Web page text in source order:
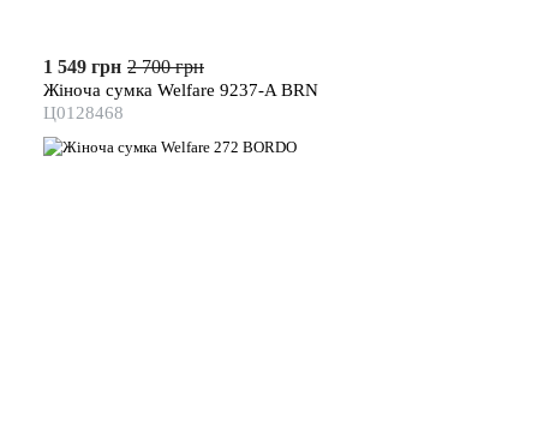
1 549 грн 2 700 грн
Жіноча сумка Welfare 9237-A BRN
Ц0128468